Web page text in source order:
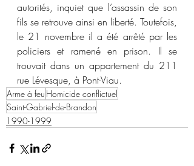
autorités, inquiet que l’assassin de son
fils se retrouve ainsi en liberté. Toutefois,
le 21 novembre il a été arrêté par les
policiers et ramené en prison. Il se
trouvait dans un appartement du 211
rue Lévesque, à Pont-Viau.
Arme à feu Homicide conflictuel
Saint-Gabriel-de-Brandon
1990-1999